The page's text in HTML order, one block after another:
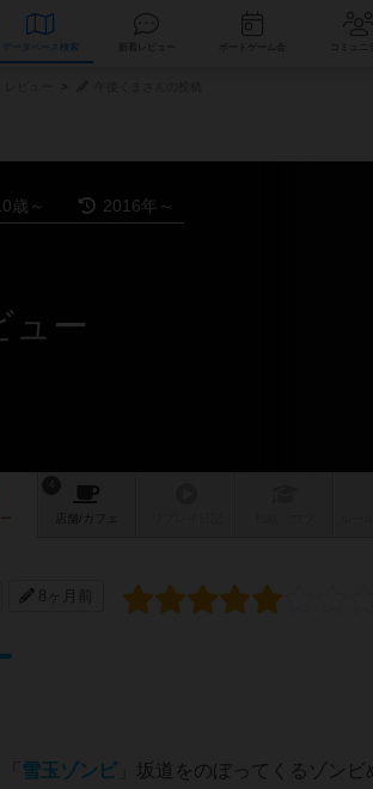
データベース
歳～ 2016年～
ュー
店舗/ カフェ
8ヶ月前
雪玉ゾンビ 」坂道をのぼってくるゾン